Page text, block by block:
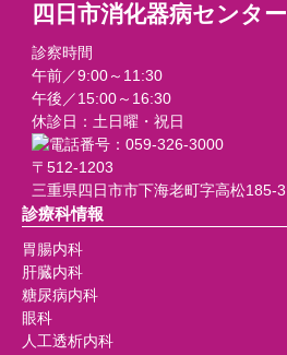
四日市消化器病センター
診察時間
午前／9:00～11:30
午後／15:00～16:30
休診日：土日曜・祝日
〒512-1203
三重県四日市市下海老町字高松185-3
診療科情報
胃腸内科
肝臓内科
糖尿病内科
眼科
人工透析内科